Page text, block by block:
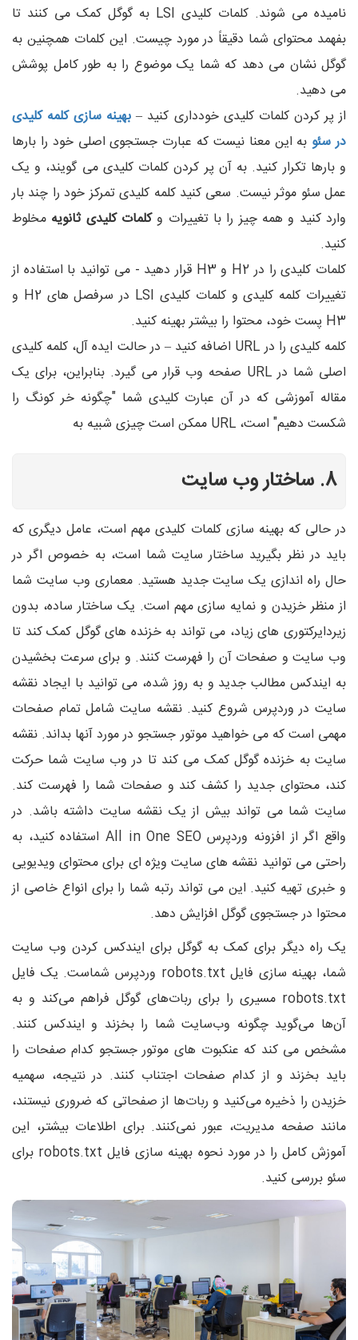
نامیده می شوند. کلمات کلیدی LSI به گوگل کمک می کنند تا
بفهمد محتوای شما دقیقاً در مورد چیست. این کلمات همچنین به
گوگل نشان می دهد که شما یک موضوع را به طور کامل پوشش
می دهید.
از پر کردن کلمات کلیدی خودداری کنید – بهینه سازی کلمه کلیدی
در سئوبه این معنا نیست که عبارت جستجوی اصلی خود را بارها
و بارها تکرار کنید. به آن پر کردن کلمات کلیدی می گویند، و یک
عمل سئو موثر نیست. سعی کنید کلمه کلیدی تمرکز خود را چند بار
وارد کنید و همه چیز را با تغییرات وکلمات کلیدی ثانویه مخلوط
کنید.
کلمات کلیدی را در H2 و H3 قرار دهید - می توانید با استفاده از
تغییرات کلمه کلیدی و کلمات کلیدی LSI در سرفصل های H2 و
H3 پست خود، محتوا را بیشتر بهینه کنید.
کلمه کلیدی را در URL اضافه کنید – در حالت ایده آل، کلمه کلیدی
اصلی شما در URL صفحه وب قرار می گیرد. بنابراین، برای یک
مقاله آموزشی که در آن عبارت کلیدی شما "چگونه خر کونگ را
شکست دهیم" است، URL ممکن است چیزی شبیه به
8. ساختار وب سایت
در حالی که بهینه سازی کلمات کلیدی مهم است، عامل دیگری که
باید در نظر بگیرید ساختار سایت شما است، به خصوص اگر در
حال راه اندازی یک سایت جدید هستید. معماری وب سایت شما
از منظر خزیدن و نمایه سازی مهم است. یک ساختار ساده، بدون
زیردایرکتوری های زیاد، می تواند به خزنده های گوگل کمک کند تا
وب سایت و صفحات آن را فهرست کنند. و برای سرعت بخشیدن
به ایندکس مطالب جدید و به روز شده، می توانید با ایجاد نقشه
سایت در وردپرس شروع کنید. نقشه سایت شامل تمام صفحات
مهمی است که می خواهید موتور جستجو در مورد آنها بداند. نقشه
سایت به خزنده گوگل کمک می کند تا در وب سایت شما حرکت
کند، محتوای جدید را کشف کند و صفحات شما را فهرست کند.
سایت شما می تواند بیش از یک نقشه سایت داشته باشد. در
واقع اگر از افزونه وردپرس All in One SEO استفاده کنید، به
راحتی می توانید نقشه های سایت ویژه ای برای محتوای ویدیویی
و خبری تهیه کنید. این می تواند رتبه شما را برای انواع خاصی از
محتوا در جستجوی گوگل افزایش دهد.
یک راه دیگر برای کمک به گوگل برای ایندکس کردن وب سایت
شما، بهینه سازی فایل robots.txt وردپرس شماست. یک فایل
robots.txt مسیری را برای ربات‌های گوگل فراهم می‌کند و به
آن‌ها می‌گوید چگونه وب‌سایت شما را بخزند و ایندکس کنند.
مشخص می کند که عنکبوت های موتور جستجو کدام صفحات را
باید بخزند و از کدام صفحات اجتناب کنند. در نتیجه، سهمیه
خزیدن را ذخیره می‌کنید و ربات‌ها از صفحاتی که ضروری نیستند،
مانند صفحه مدیریت، عبور نمی‌کنند. برای اطلاعات بیشتر، این
آموزش کامل را در مورد نحوه بهینه سازی فایل robots.txt برای
سئو بررسی کنید.